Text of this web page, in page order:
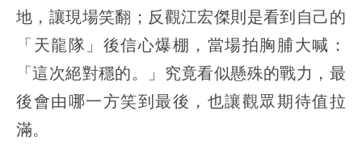
地，讓現場笑翻；反觀江宏傑則是看到自己的
「天龍隊」後信心爆棚，當場拍胸脯大喊：
「這次絕對穩的。」究竟看似懸殊的戰力，最
後會由哪一方笑到最後，也讓觀眾期待值拉
滿。